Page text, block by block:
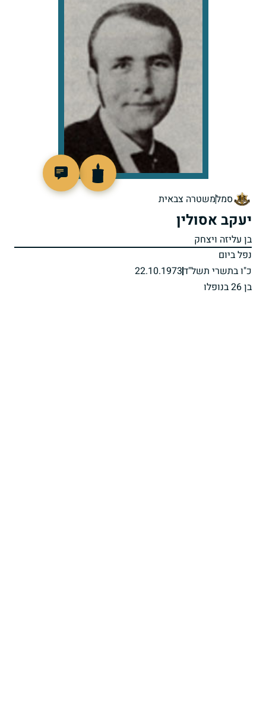
סמלמשטרה צבאית
יעקב אסולין
בן עליזה ויצחק
נפל ביום
כ"ו בתשרי תשל"ד22.10.1973
בן 26 בנופלו